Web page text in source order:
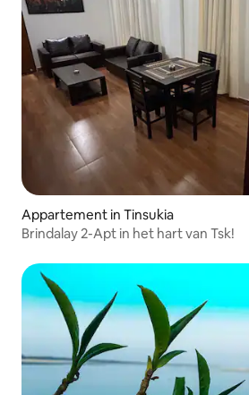
Appartement in Tinsukia
Brindalay 2-Apt in het hart van Tsk!